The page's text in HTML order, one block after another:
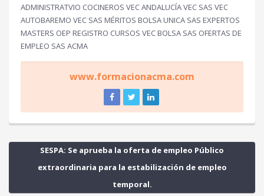
ADMINISTRATVIO COCINEROS VEC ANDALUCÍA VEC SAS VEC
AUTOBAREMO VEC SAS MÉRITOS BOLSA UNICA SAS EXPERTOS
MASTERS OEP REGISTRO CURSOS VEC BOLSA SAS OFERTAS DE
EMPLEO SAS ACMA
www.formacionacma.com
SESPA: Se aprueba la oferta de empleo Público
extraordinaria para la estabilización de empleo
temporal.